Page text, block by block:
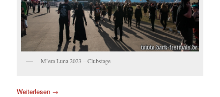
M’era Luna 2023 – Clubstage
Weiterlesen →